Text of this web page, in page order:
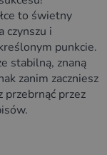
to świetny
czynszu i
punkcie.
stabilną, znaną
zanim zaczniesz
przez